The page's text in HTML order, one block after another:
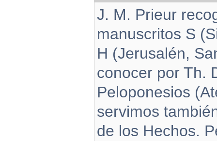
J. M. Prieur
manuscritos S
H (Jerusalén,
conocer por Th.
Peloponesios
servimos
de los Hechos.